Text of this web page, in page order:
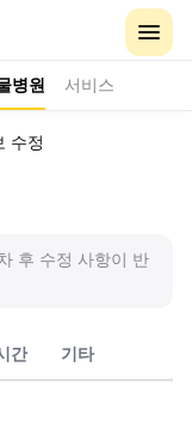
병원 서비스
수정
후 수정 사항이 반
간 기타